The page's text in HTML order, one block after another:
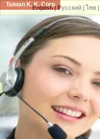
Taiwan K. K. Corp.
English| Русский| ไทย|